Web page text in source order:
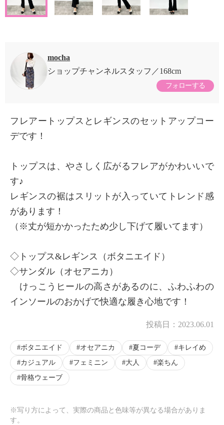
mocha
ショップチャンネルスタッフ
168cm
フォローする
フレアートップスとレギンスのセットアップコー
デです！
トップスは、やさしく広がるフレアがかわいいで
す♪
レギンスの裾はスリットが入っていてトレンド感
があります！
（※丈が短かかったため少し下げて履いてます）
◇トップス&レギンス（ボタニエイド）
◇サンダル（オセアニカ）
けっこうヒールの高さがあるのに、ふわふわの
インソールのおかげで快適な履き心地です！
投稿日： 2023.06.01
ボタニエイド オセアニカ 夏コーデ
キレイめ
カジュアル
フェミニン 大人
楽ちん
骨格ウェーブ
※写り方によって、実際の商品と色味等が異なる場合がありま
す。